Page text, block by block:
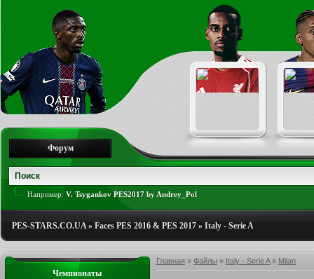
Форум
Например: V. Tsygankov PES2017 by Andrey_Pol
PES-STARS.CO.UA» Faces PES 2016 & PES 2017 » Italy - Serie A
Главная » Файлы » Italy - Serie A» Milan
Чемпионаты